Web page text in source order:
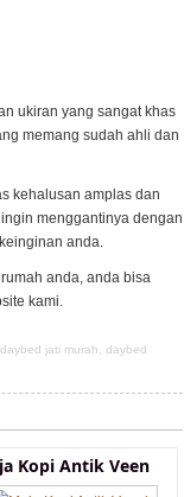
ukiran yang sangat khas
memang sudah ahli dan
kehalusan amplas dan
menggantinya dengan
anda.
anda, anda bisa
kami.
daybed jati murah
daybed
Kopi Antik Veen